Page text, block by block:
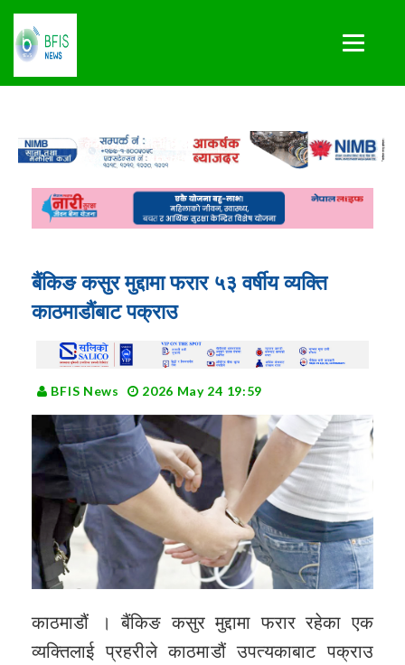
बैंकिङ कसुर मुद्दामा फरार ५३ वर्षीय व्यक्ति
काठमाडौंबाट पक्राउ
BFIS News 2026 May 24 19:59
काठमाडौं । बैंकिङ कसुर मुद्दामा फरार रहेका एक
व्यक्तिलाई प्रहरीले काठमाडौं उपत्यकाबाट पक्राउ